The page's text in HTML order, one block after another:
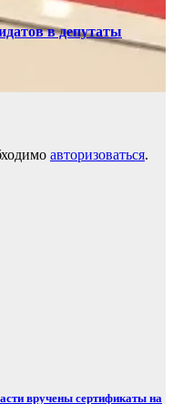
в депутаты
авторизоваться.
вручены сертификаты на